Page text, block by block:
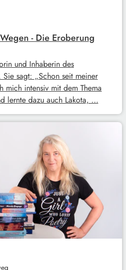
- Die Eroberung
und Inhaberin des
Sie sagt: „Schon seit meiner
mich intensiv mit dem Thema
lernte dazu auch Lakota, …